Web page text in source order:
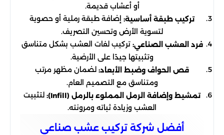
أو أعشاب قديمة.
تركيب طبقة أساسية: إضافة طبقة رملية أو حصوية
لتسوية الأرض وتحسين التصريف.
فرد العشب الصناعي: تركيب لفات العشب بشكل متناسق
وتثبيتها جيدًا على الأرضية.
قص الحواف وضبط الأبعاد: لضمان مظهر مرتب
ومتناسق مع التصميم العام.
تمشيط وإضافة الرمل المملوء بالرمل (Infill):
لتثبيت
العشب وزيادة ثباته ومرونته.
أفضل شركة تركيب عشب صناعي